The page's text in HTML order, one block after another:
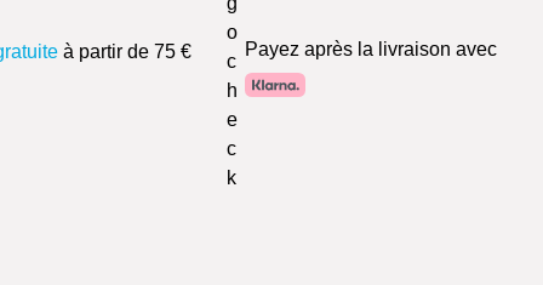
à partir de 75 €
Payez après la livraison avec